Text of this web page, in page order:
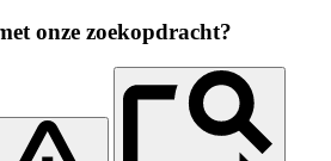
onze zoekopdracht?